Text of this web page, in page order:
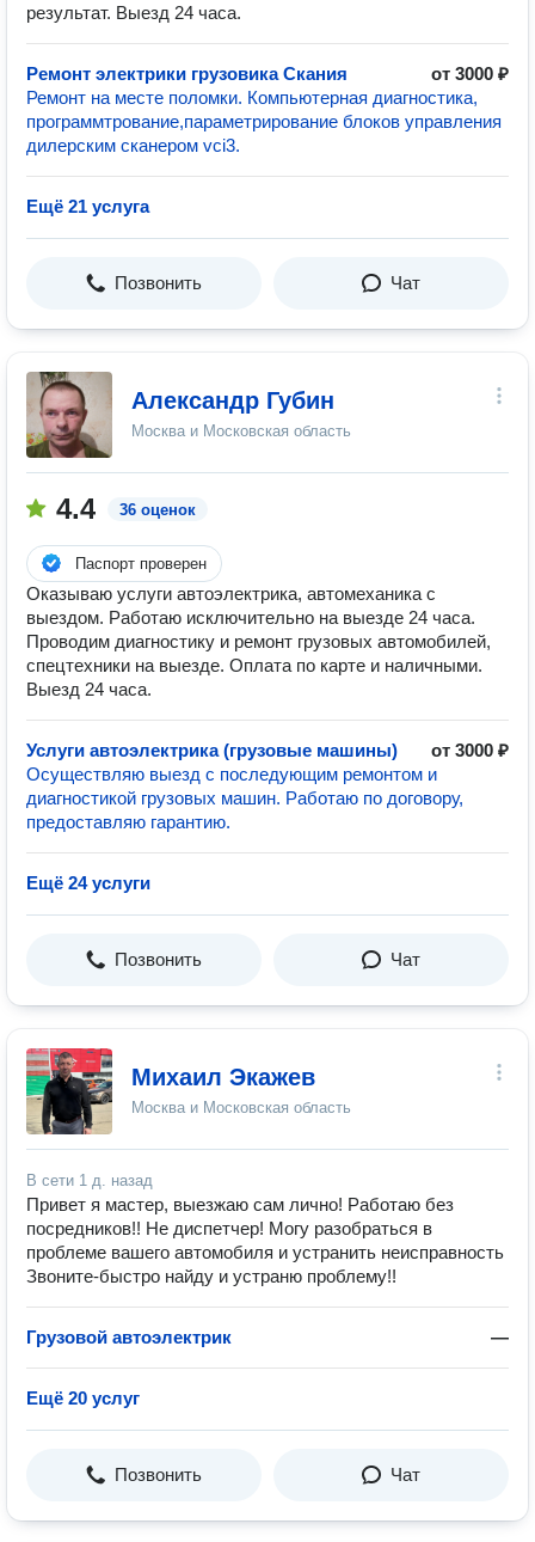
результат. Выезд 24 часа.
Ремонт электрики грузовика Скания
от 3000 ₽
Ремонт на месте поломки. Компьютерная диагностика,
программтрование,параметрирование блоков управления
дилерским сканером vci3.
Ещё 21 услуга
Позвонить Чат
Александр Губин
Москва и Московская область
4.4 36 оценок
Паспорт проверен
Оказываю услуги автоэлектрика, автомеханика с
выездом. Работаю исключительно на выезде 24 часа.
Проводим диагностику и ремонт грузовых автомобилей,
спецтехники на выезде. Оплата по карте и наличными.
Выезд 24 часа.
Услуги автоэлектрика (грузовые машины)
от 3000 ₽
Осуществляю выезд с последующим ремонтом и
диагностикой грузовых машин. Работаю по договору,
предоставляю гарантию.
Ещё 24 услуги
Позвонить Чат
Михаил Экажев
Москва и Московская область
В сети 1 д. назад
Привет я мастер, выезжаю сам лично! Работаю без
посредников!! Не диспетчер! Могу разобраться в
проблеме вашего автомобиля и устранить неисправность
Звоните-быстро найду и устраню проблему!!
Грузовой автоэлектрик —
Ещё 20 услуг
Позвонить Чат